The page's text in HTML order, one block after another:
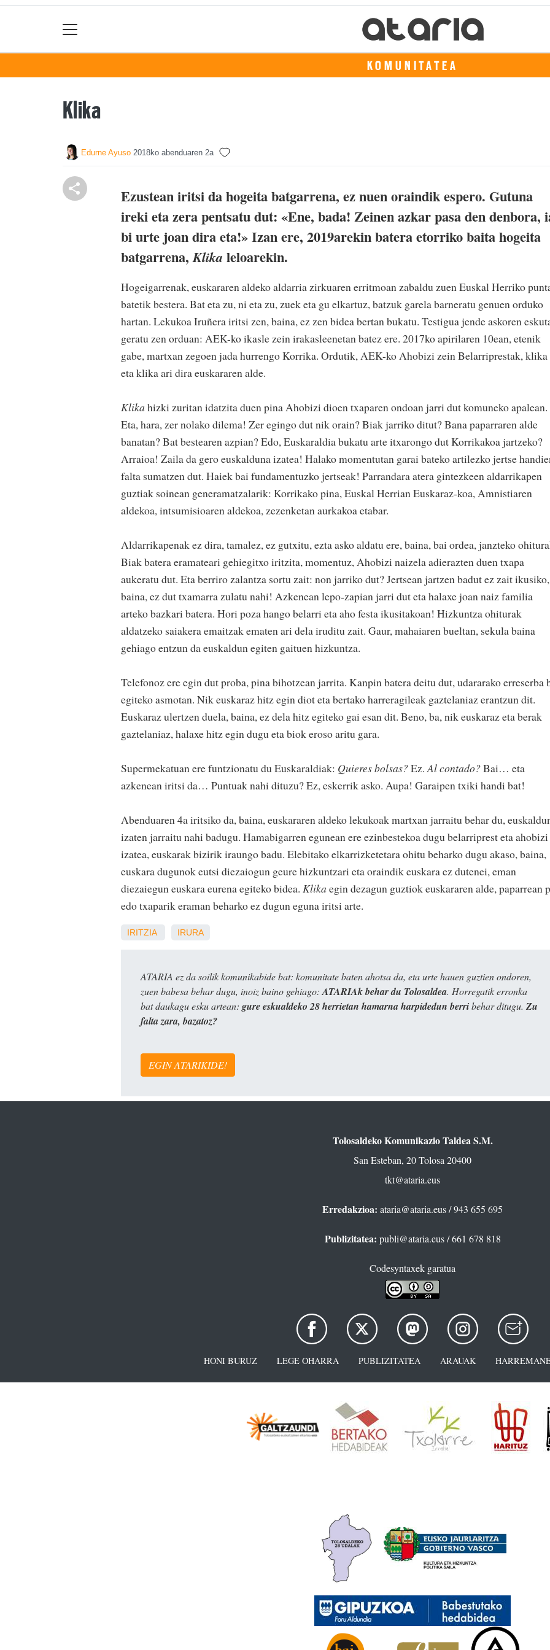
KOMUNITATEA
Klika
Edurne Ayuso 2018ko abenduaren 2a
Ezustean iritsi da hogeita batgarrena, ez nuen oraindik espero. Gutuna
ireki eta zera pentsatu dut: «Ene, bada! Zeinen azkar pasa den denbora,
bi urte joan dira eta!» Izan ere, 2019arekin batera etorriko baita hogeita
batgarrena,Klika leloarekin.
Hogeigarrenak, euskararen aldeko aldarria zirkuaren erritmoan zabaldu zuen Euskal Herriko
batetik bestera. Bat eta zu, ni eta zu, zuek eta gu elkartuz, batzuk garela barneratu genuen orduko
hartan. Lekukoa Iruñera iritsi zen, baina, ez zen bidea bertan bukatu. Testigua jende askoren
geratu zen orduan: AEK-ko ikasle zein irakasleenetan batez ere. 2017ko apirilaren 10ean, etenik
gabe, martxan zegoen jada hurrengo Korrika. Ordutik, AEK-ko Ahobizi zein Belarriprestak, klika
eta klika ari dira euskararen alde.
Klika hizki zuritan idatzita duen pina Ahobizi dioen txaparen ondoan jarri dut komuneko apalean.
Eta, hara, zer nolako dilema! Zer egingo dut nik orain? Biak jarriko ditut? Bana paparraren alde
banatan? Bat bestearen azpian? Edo, Euskaraldia bukatu arte itxarongo dut Korrikakoa jartzeko?
Arraioa! Zaila da gero euskalduna izatea! Halako momentutan garai bateko artilezko jertse
falta sumatzen dut. Haiek bai fundamentuzko jertseak! Parrandara atera gintezkeen aldarrikapen
guztiak soinean generamatzalarik: Korrikako pina, Euskal Herrian Euskaraz-koa, Amnistiaren
aldekoa, intsumisioaren aldekoa, zezenketan aurkakoa etabar.
Aldarrikapenak ez dira, tamalez, ez gutxitu, ezta asko aldatu ere, baina, bai ordea, janzteko
Biak batera eramateari gehiegitxo iritzita, momentuz, Ahobizi naizela adierazten duen txapa
aukeratu dut. Eta berriro zalantza sortu zait: non jarriko dut? Jertsean jartzen badut ez zait ikusiko,
baina, ez dut txamarra zulatu nahi! Azkenean lepo-zapian jarri dut eta halaxe joan naiz familia
arteko bazkari batera. Hori poza hango belarri eta aho festa ikusitakoan! Hizkuntza ohiturak
aldatzeko saiakera emaitzak ematen ari dela iruditu zait. Gaur, mahaiaren bueltan, sekula baina
gehiago entzun da euskaldun egiten gaituen hizkuntza.
Telefonoz ere egin dut proba, pina bihotzean jarrita. Kanpin batera deitu dut, udararako erreserba
egiteko asmotan. Nik euskaraz hitz egin diot eta bertako harreragileak gaztelaniaz erantzun dit.
Euskaraz ulertzen duela, baina, ez dela hitz egiteko gai esan dit. Beno, ba, nik euskaraz eta berak
gaztelaniaz, halaxe hitz egin dugu eta biok eroso aritu gara.
Supermekatuan ere funtzionatu du Euskaraldiak: Quieres bolsas?Ez.Al contado?Bai… eta
azkenean iritsi da… Puntuak nahi dituzu? Ez, eskerrik asko. Aupa! Garaipen txiki handi bat!
Abenduaren 4a iritsiko da, baina, euskararen aldeko lekukoak martxan jarraitu behar du,
izaten jarraitu nahi badugu. Hamabigarren egunean ere ezinbestekoa dugu belarriprest eta ahobizi
izatea, euskarak bizirik iraungo badu. Elebitako elkarrizketetara ohitu beharko dugu akaso, baina,
euskara dugunok eutsi diezaiogun geure hizkuntzari eta oraindik euskara ez dutenei, eman
diezaiegun euskara eurena egiteko bidea. Klika egin dezagun guztiok euskararen alde, paparrean
edo txaparik eraman beharko ez dugun eguna iritsi arte.
IRITZIA IRURA
ATARIA ez da soilik komunikabide bat: komunitate baten ahotsa da, eta urte hauen guztien ondoren,
zuen babesa behar dugu, inoiz baino gehiago: ATARIAk behar du Tolosaldea. Horregatik erronka
bat daukagu esku artean: gure eskualdeko 28 herrietan hamarna harpidedun berribehar ditugu. Zu
falta zara, bazatoz?
EGIN ATARIKIDE!
Tolosaldeko Komunikazio Taldea S.M.
San Esteban, 20 Tolosa 20400
tkt@ataria.eus
Erredakzioa: ataria@ataria.eus/ 943 655 695
Publizitatea: publi@ataria.eus/ 661 678 818
Codesyntaxek garatua
HONI BURUZ LEGE OHARRA PUBLIZITATEA ARAUAK